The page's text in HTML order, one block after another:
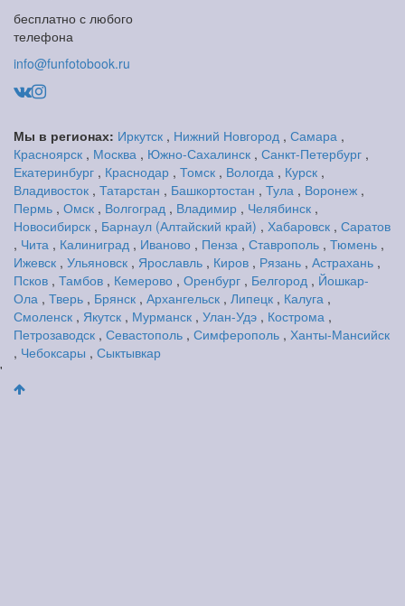
бесплатно с любого
телефона
info@funfotobook.ru
Мы в регионах: Иркутск , Нижний Новгород , Самара ,
Красноярск , Москва , Южно-Сахалинск , Санкт-Петербург ,
Екатеринбург , Краснодар , Томск , Вологда , Курск ,
Владивосток , Татарстан , Башкортостан , Тула , Воронеж ,
Пермь , Омск , Волгоград , Владимир , Челябинск ,
Новосибирск , Барнаул (Алтайский край) , Хабаровск , Саратов
, Чита , Калиниград , Иваново , Пенза , Ставрополь , Тюмень ,
Ижевск , Ульяновск , Ярославль , Киров , Рязань , Астрахань ,
Псков , Тамбов , Кемерово , Оренбург , Белгород , Йошкар-
Ола , Тверь , Брянск , Архангельск , Липецк , Калуга ,
Смоленск , Якутск , Мурманск , Улан-Удэ , Кострома ,
Петрозаводск , Севастополь , Симферополь , Ханты-Мансийск
, Чебоксары , Сыктывкар
'